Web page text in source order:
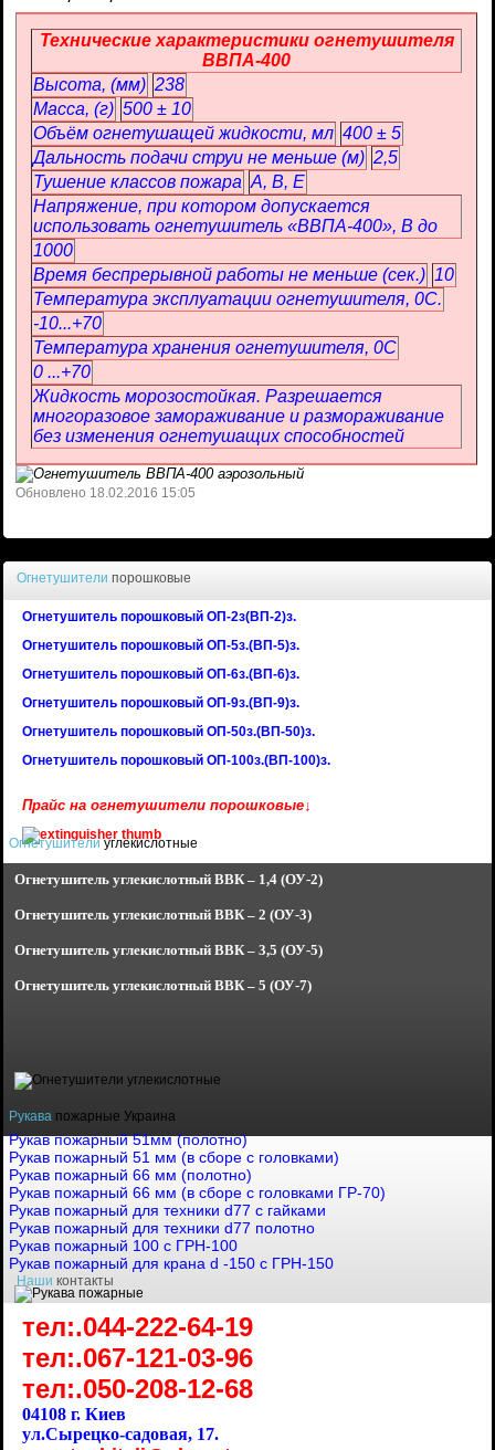
Технические характеристики огнетушителя
ВВПА-400
Высота, (мм) 238
Масса, (г) 500 ± 10
Объём огнетушащей жидкости, мл 400 ± 5
Дальность подачи струи не меньше (м) 2,5
Тушение классов пожара А, В, Е
Напряжение, при котором допускается
использовать огнетушитель «ВВПА-400», В до
1000
Время беспрерывной работы не меньше (сек.) 10
Температура эксплуатации огнетушителя, 0С.
-10...+70
Температура хранения огнетушителя, 0С
0 ...+70
Жидкость морозостойкая. Разрешается
многоразовое замораживание и размораживание
без изменения огнетушащих способностей
Обновлено 18.02.2016 15:05
Огнетушители порошковые
Огнетушитель порошковый ОП-2з(ВП-2)з.
Огнетушитель порошковый ОП-5з.(ВП-5)з.
Огнетушитель порошковый ОП-6з.(ВП-6)з.
Огнетушитель порошковый ОП-9з.(ВП-9)з.
Огнетушитель порошковый ОП-50з.(ВП-50)з.
Огнетушитель порошковый ОП-100з.(ВП-100)з.
Прайс на огнетушители порошковые↓
Огнетушителиуглекислотные
Огнетушитель углекислотный ВВК – 1,4 (ОУ-2)
Огнетушитель углекислотный ВВК – 2 (ОУ-3)
Огнетушитель углекислотный ВВК – 3,5 (ОУ-5)
Огнетушитель углекислотный ВВК – 5 (ОУ-7)
Рукава пожарные Украина
Рукав пожарный 51мм (полотно)
Рукав пожарный 51 мм (в сборе с головками)
Рукав пожарный 66 мм (полотно)
Рукав пожарный 66 мм (в сборе с головками ГР-70)
Рукав пожарный для техники d77 с гайками
Рукав пожарный для техники d77 полотно
Рукав пожарный 100 с ГРН-100
Рукав пожарный для крана d -150 с ГРН-150
Наши контакты
тел:.044-222-64-19
тел:.067-121-03-96
тел:.050-208-12-68
04108 г. Киев
ул.Сырецко-садовая, 17.